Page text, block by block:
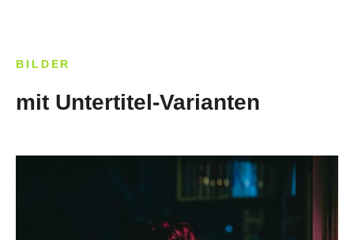
BILDER
mit Untertitel-Varianten